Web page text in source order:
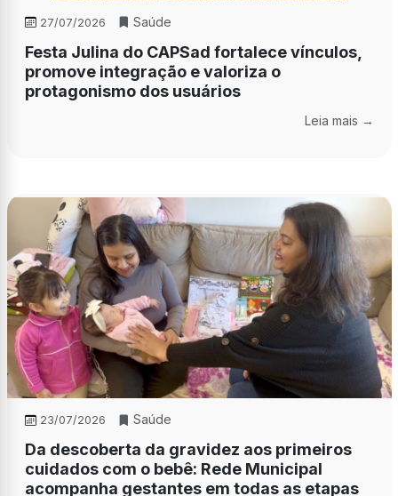
27/07/2026 Saúde
Festa Julina do CAPSad fortalece vínculos,
promove integração e valoriza o
protagonismo dos usuários
Leia mais →
23/07/2026 Saúde
Da descoberta da gravidez aos primeiros
cuidados com o bebê: Rede Municipal
acompanha gestantes em todas as etapas